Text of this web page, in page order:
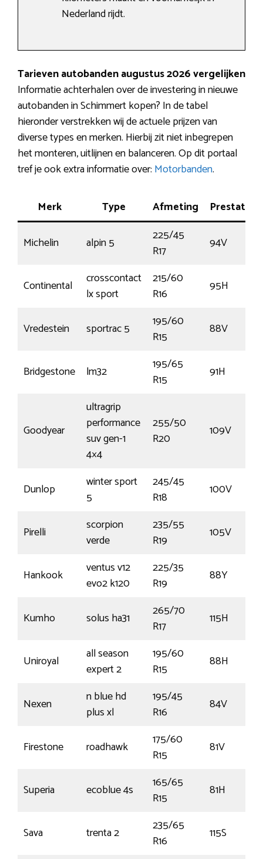
Nederland rijdt.
Tarieven autobanden augustus 2026 vergelijken
Informatie achterhalen over de investering in nieuwe
autobanden in Schimmert kopen? In de tabel
hieronder verstrekken wij de actuele prijzen van
diverse types en merken. Hierbij zit niet inbegrepen
het monteren, uitlijnen en balanceren. Op dit portaal
tref je ook extra informatie over: Motorbanden.
Merk Type Afmeting Prestatie
Michelin alpin 5
225/45
R17
94V
Continental
crosscontact
lx sport
215/60
R16
95H
Vredestein sportrac 5
195/60
R15
88V
Bridgestone lm32
195/65
R15
91H
Goodyear
ultragrip
performance
suv gen-1
4×4
255/50
R20
109V
Dunlop
winter sport
5
245/45
R18
100V
Pirelli
scorpion
verde
235/55
R19
105V
Hankook
ventus v12
evo2 k120
225/35
R19
88Y
Kumho solus ha31
265/70
R17
115H
Uniroyal
all season
expert 2
195/60
R15
88H
Nexen
n blue hd
plus xl
195/45
R16
84V
Firestone roadhawk
175/60
R15
81V
Superia ecoblue 4s
165/65
R15
81H
Sava trenta 2
235/65
R16
115S